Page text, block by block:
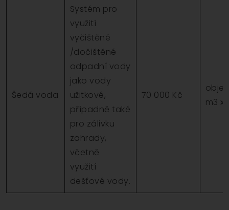
Šedá voda
Systém pro
využití
vyčištěné
/dočištěné
odpadní vody
jako vody
užitkové,
případně také
pro zálivku
zahrady,
včetně
využití
dešťové vody.
70 000 Kč
m3 x